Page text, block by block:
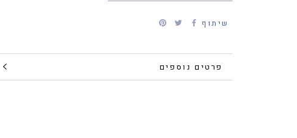
שיתוף
פרטים נוספים
צפייה בתמונות